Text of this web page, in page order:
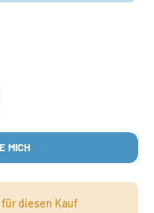
MICH
für diesen Kauf